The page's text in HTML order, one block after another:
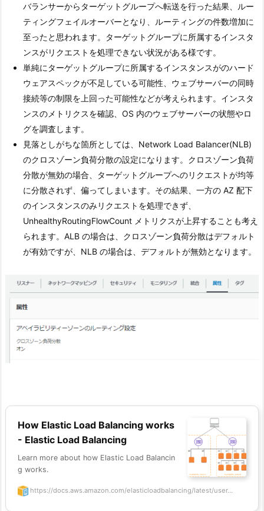
バランサーからターゲットグループへ転送を行った結果、ルー
ティングフェイルオーバーとなり、ルーティングの件数増加に
至ったと思われます。ターゲットグループに所属するインスタ
ンスがリクエストを処理できない状況がある様です。
単純にターゲットグループに所属するインスタンスがのハード
ウェアスペックが不足している可能性、ウェブサーバーの同時
接続等の制限を上回った可能性などが考えられます。インスタ
ンスのメトリクスを確認、OS 内のウェブサーバーの状態やロ
グを調査します。
見落としがちな箇所としては、Network Load Balancer(NLB)
のクロスゾーン負荷分散の設定になります。クロスゾーン負荷
分散が無効の場合、ターゲットグループへのリクエストが均等
に分散されず、偏ってしまいます。その結果、一方の AZ 配下
のインスタンスのみリクエストを処理できず、
UnhealthyRoutingFlowCount メトリクスが上昇することも考え
られます。ALB の場合は、クロスゾーン負荷分散はデフォルト
が有効ですが、NLB の場合は、デフォルトが無効となります。
How Elastic Load Balancing works
- Elastic Load Balancing
Learn more about how Elastic Load Balancin
g works.
https://docs.aws.amazon.com/elasticloadbalancing/latest/user...